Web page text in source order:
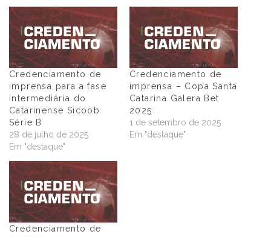
Credenciamento de
imprensa para a fase
intermediária do
Catarinense Sicoob
Série B
28 de julho de 2025
Em "destaque"
Credenciamento de
imprensa – Copa Santa
Catarina Galera Bet
2025
1 de setembro de 2025
Em "destaque"
Credenciamento de